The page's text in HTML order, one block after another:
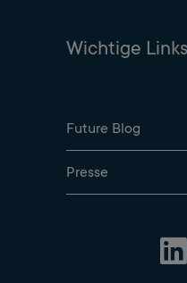
Wichtige Links
Future Blog
Presse